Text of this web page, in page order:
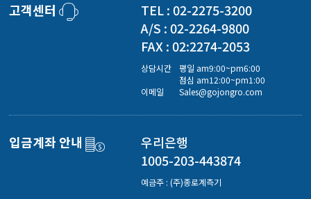
질기/원심분리기/초음파유량계/습식·건식가스메타
화학기기/교반기
고객센터
TEL : 02-2275-3200
A/S : 02-2264-9800
FAX : 02:2274-2053
상담시간
평일 am9:00~pm6:00
점심 am12:00~pm1:00
이메일
Sales@gojongro.com
입금계좌 안내
우리은행
1005-203-443874
예금주 : (주)종로계측기